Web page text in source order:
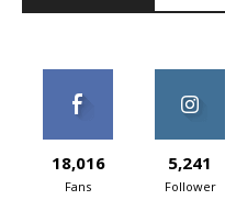
18,016
Fans
5,241
Follower